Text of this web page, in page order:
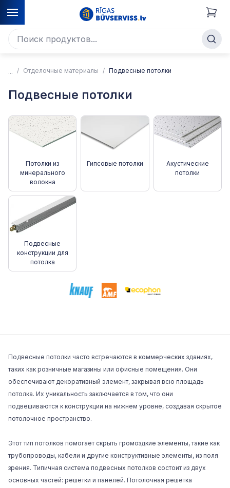
Отделочные материалы Подвесные потолки
Подвесные потолки
Потолки из
минерального
волокна
Гипсовые потолки
Акустические
потолки
Подвесные
конструкции для
потолка
Подвесные потолки часто встречаются в коммерческих зданиях,
таких как розничные магазины или офисные помещения. Они
обеспечивают декоративный элемент, закрывая всю площадь
потолка. Их уникальность заключается в том, что они
подвешиваются к конструкции на нижнем уровне, создавая скрытое
потолочное пространство.
Этот тип потолков помогает скрыть громоздкие элементы, такие как
трубопроводы, кабели и другие конструктивные элементы, из поля
зрения. Типичная система подвесных потолков состоит из двух
основных частей: решётки и панелей. Потолочная решётка